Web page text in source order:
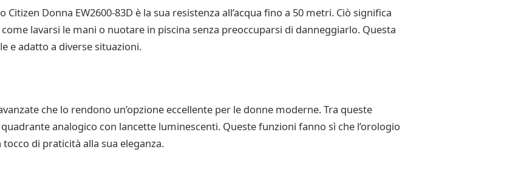
Donna EW2600-83D è la sua resistenza all’acqua fino a 50 metri. Ciò significa
lavarsi le mani o nuotare in piscina senza preoccuparsi di danneggiarlo. Questa
e adatto a diverse situazioni.
che lo rendono un’opzione eccellente per le donne moderne. Tra queste
analogico con lancette luminescenti. Queste funzioni fanno sì che l’orologio
di praticità alla sua eleganza.